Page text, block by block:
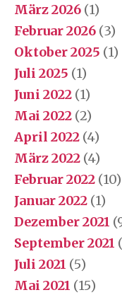
März 2026 (1)
Februar 2026 (3)
Oktober 2025 (1)
Juli 2025 (1)
Juni 2022 (1)
Mai 2022 (2)
April 2022 (4)
März 2022 (4)
Februar 2022 (10)
Januar 2022 (1)
Dezember 2021
September 2021
Juli 2021 (5)
Mai 2021 (15)